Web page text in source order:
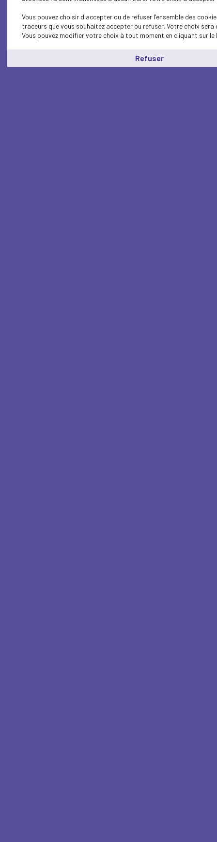
Vous pouvez choisir d'accepter ou de refuser l'ensemble des
traceurs que vous souhaitez accepter ou refuser. Votre choix
Vous pouvez modifier votre choix à tout moment en cliquant sur le
Refuser